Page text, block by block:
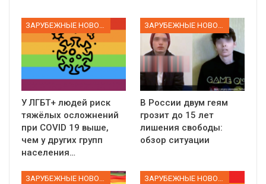
У ЛГБТ+ людей риск
тяжёлых осложнений
при COVID 19 выше,
чем у других групп
населения…
В России двум геям
грозит до 15 лет
лишения свободы:
обзор ситуации
ЗАРУБЕЖНЫЕ НОВОСТИ ЗАРУБЕЖНЫЕ НОВОСТИ